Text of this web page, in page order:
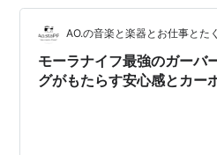
AO.の音楽と楽器とお仕事とた
モーラナイフ最強のガーバ
グがもたらす安心感とカー